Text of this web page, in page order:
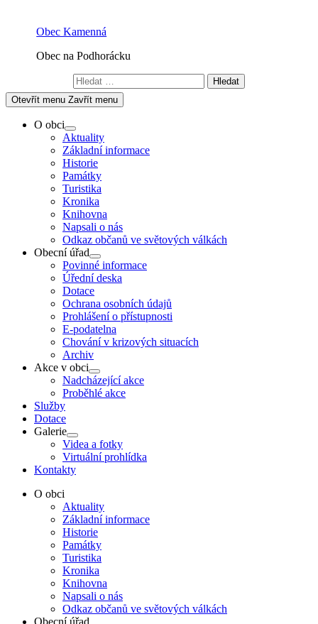
contentObec Kamenná
Obec na Podhorácku
Vyhledávání
Otevřít menu Zavřít menu
O obci
Show
sub
menu
Aktuality
Základní informace
Historie
Památky
Turistika
Kronika
Knihovna
Napsali o nás
Odkaz občanů ve světových válkách
Obecní úřad
Show
sub
menu
Povinné informace
Úřední deska
Dotace
Ochrana osobních údajů
Prohlášení o přístupnosti
E-podatelna
Chování v krizových situacích
Archiv
Akce v obci
Show
sub
menu
Nadcházející akce
Proběhlé akce
Služby
Dotace
Galerie
Show
sub
menu
Videa a fotky
Virtuální prohlídka
Kontakty
O obci
Aktuality
Základní informace
Historie
Památky
Turistika
Kronika
Knihovna
Napsali o nás
Odkaz občanů ve světových válkách
Obecní úřad